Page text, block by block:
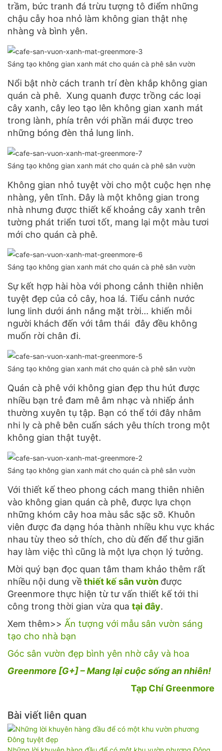
trầm, bức tranh đá trừu tượng tô điểm những
chậu cẫy hoa nhỏ làm không gian thật nhẹ
nhàng và bình yên.
Sáng tạo không gian xanh mát cho quán cà phê sân vườn
Nổi bật nhờ cách tranh trí đèn khắp không gian
quán cà phê. Xung quanh được trồng các loại
cây xanh, cây leo tạo lên không gian xanh mát
trong lành, phía trên với phần mái được treo
những bóng đèn thả lung linh.
Sáng tạo không gian xanh mát cho quán cà phê sân vườn
Không gian nhỏ tuyệt vời cho một cuộc hẹn nhẹ
nhàng, yên tĩnh. Đây là một không gian trong
nhà nhưng được thiết kế khoảng cây xanh trên
tường phát triển tươi tốt, mang lại một màu tươi
mới cho quán cà phê.
Sáng tạo không gian xanh mát cho quán cà phê sân vườn
Sự kết hợp hài hòa với phong cảnh thiên nhiên
tuyệt đẹp của cỏ cây, hoa lá. Tiểu cảnh nước
lung linh dưới ánh nắng mặt trời… khiến mỗi
người khách đến với tâm thái đây đều không
muốn rời chân đi.
Sáng tạo không gian xanh mát cho quán cà phê sân vườn
Quán cà phê với không gian đẹp thu hút được
nhiều bạn trẻ đam mê âm nhạc và nhiếp ảnh
thường xuyên tụ tập. Bạn có thể tới đây nhâm
nhi ly cà phê bên cuấn sách yêu thích trong một
không gian thật tuyệt.
Sáng tạo không gian xanh mát cho quán cà phê sân vườn
Với thiết kế theo phong cách mang thiên nhiên
vào không gian quán cà phê, được lựa chọn
những khóm cây hoa màu sắc sặc sỡ. Khuôn
viên được đa dạng hóa thành nhiều khu vực khác
nhau tùy theo sở thích, cho dù đến để thư giãn
hay làm việc thì cũng là một lựa chọn lý tưởng.
Mời quý bạn đọc quan tâm tham khảo thêm rất
nhiều nội dung vềthiết kế sân vườn được
Greenmore thực hiện từ tư vấn thiết kế tới thi
công trong thời gian vừa qua tại đây.
Xem thêm>> Ấn tượng với mẫu sân vườn sáng
tạo cho nhà bạn
Góc sân vườn đẹp bình yên nhờ cây và hoa
Greenmore [G+] – Mang lại cuộc sống an nhiên!
Tạp Chí Greenmore
Bài viết liên quan